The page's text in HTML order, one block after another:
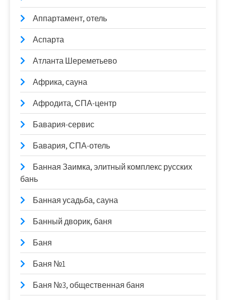
Аппартамент, отель
Аспарта
Атланта Шереметьево
Африка, сауна
Афродита, СПА-центр
Бавария-сервис
Бавария, СПА-отель
Банная Заимка, элитный комплекс русских
бань
Банная усадьба, сауна
Банный дворик, баня
Баня
Баня №1
Баня №3, общественная баня